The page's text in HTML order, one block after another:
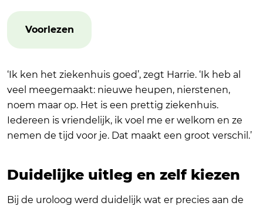
Voorlezen
‘Ik ken het ziekenhuis goed’, zegt Harrie. ‘Ik heb al
veel meegemaakt: nieuwe heupen, nierstenen,
noem maar op. Het is een prettig ziekenhuis.
Iedereen is vriendelijk, ik voel me er welkom en ze
nemen de tijd voor je. Dat maakt een groot verschil.’
Duidelijke uitleg en zelf kiezen
Bij de uroloog werd duidelijk wat er precies aan de